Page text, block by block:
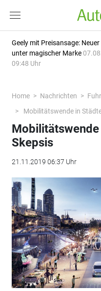
Geely mit Preisansage:
unter magischer Marke
09:48 Uhr
Home Nachrichten
Mobilitätswende in
Skepsis
21.11.2019 06:37 Uhr